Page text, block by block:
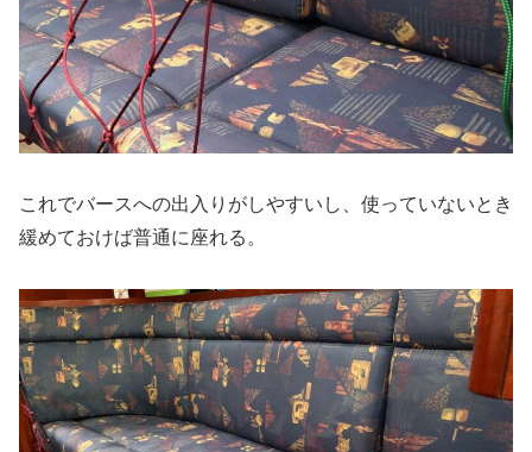
これでバースへの出入りがしやすいし、使っていないとき
緩めておけば普通に座れる。